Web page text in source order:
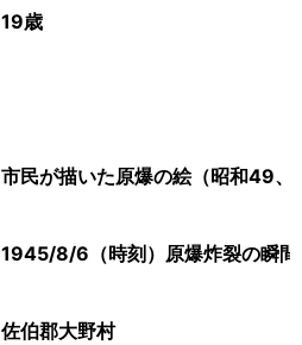
19歳
市民が描いた原爆の絵（昭和49、
1945/8/6（時刻）原爆炸裂の瞬間
佐伯郡大野村